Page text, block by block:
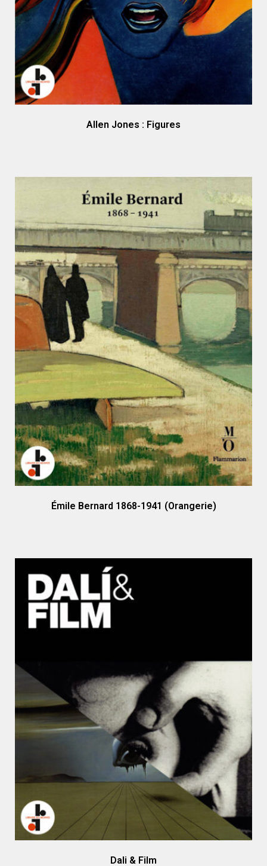
Allen Jones : Figures
Émile Bernard 1868-1941 (Orangerie)
Dali & Film